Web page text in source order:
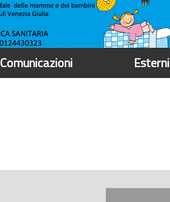
Comunicazioni Esterni